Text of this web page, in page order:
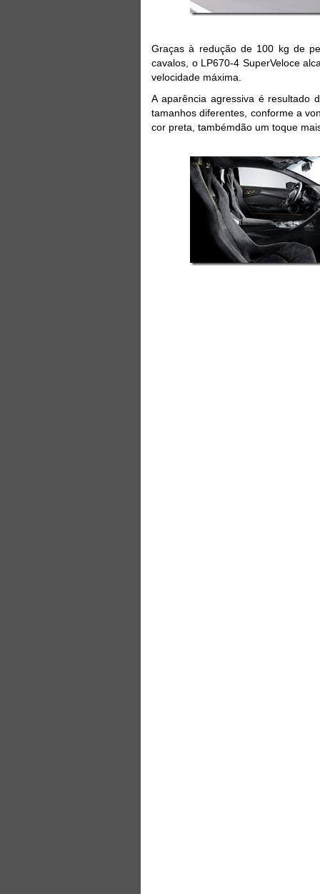
Graças à redução de 100 kg de
cavalos, o LP670-4 SuperVeloce
velocidade máxima.
A aparência agressiva é resultado
tamanhos diferentes, conforme a
cor preta, tambémdão um toque